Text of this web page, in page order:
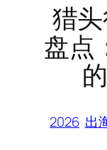
猎
盘点
2026 出